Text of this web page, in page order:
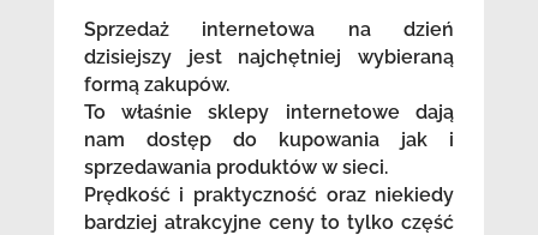
Sprzedaż internetowa na dzień
dzisiejszy jest najchętniej wybieraną
formą zakupów.
To właśnie sklepy internetowe dają
nam dostęp do kupowania jak i
sprzedawania produktów w sieci.
Prędkość i praktyczność oraz niekiedy
bardziej atrakcyjne ceny to tylko część